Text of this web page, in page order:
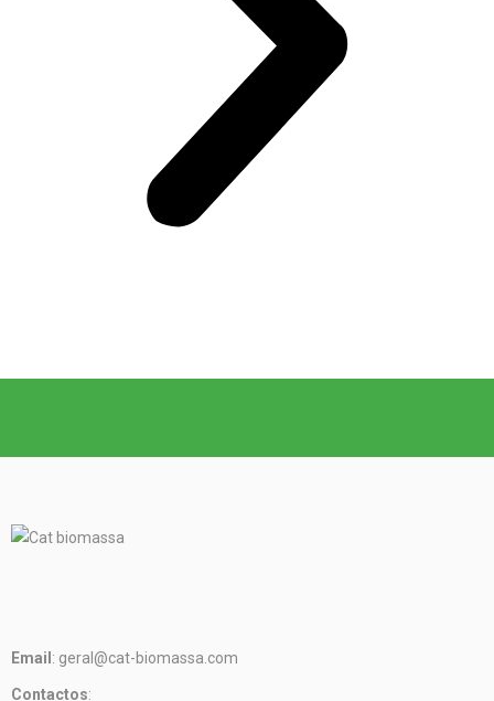
Email : geral@cat-biomassa.com
Contactos: